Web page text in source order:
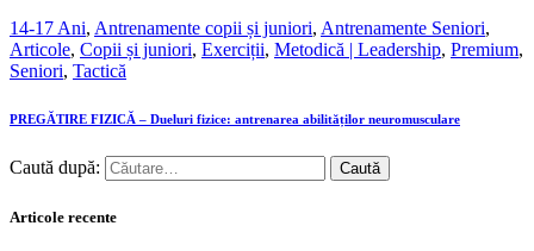
14-17 Ani, Antrenamente copii și juniori, Antrenamente Seniori,
Articole, Copii și juniori, Exerciții, Metodică | Leadership, Premium,
Seniori, Tactică
PREGĂTIRE FIZICĂ – Dueluri fizice: antrenarea abilităților neuromusculare
Caută după:
Articole recente